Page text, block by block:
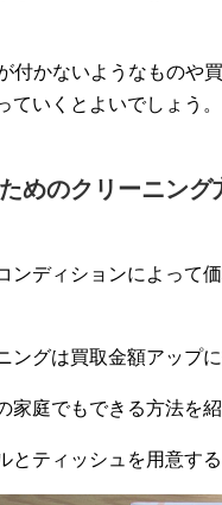
付かないようなものや
ていくとよいでしょう。
めのクリーニング
ンディションによって
ングは買取金額アップに
家庭でもできる方法を紹
ティッシュを用意する